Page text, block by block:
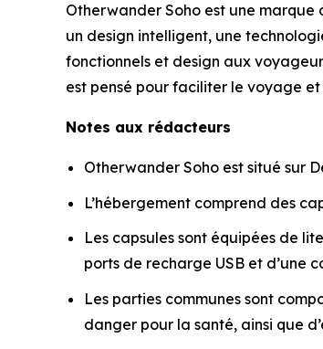
Otherwander Soho est une marque
un design intelligent, une
fonctionnels et design aux
est pensé pour faciliter le voyage
Notes aux rédacteurs
Otherwander Soho est situé sur
L’hébergement comprend des
Les capsules sont équipées de
ports de recharge USB et d’une
Les parties communes sont
danger pour la santé, ainsi que